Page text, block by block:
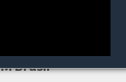
Brasil